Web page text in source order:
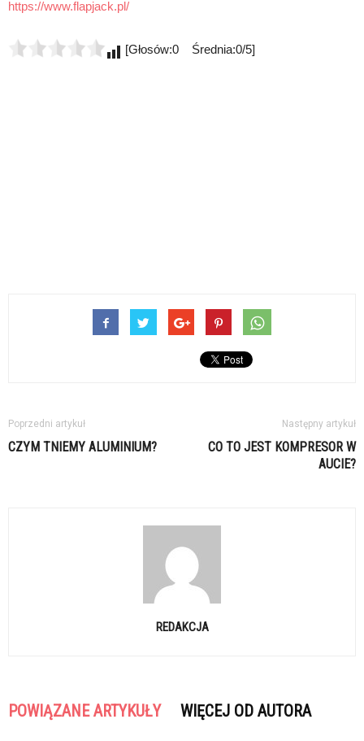
https://www.flapjack.pl/
[Głosów:0 Średnia:0/5]
Poprzedni artykuł
CZYM TNIEMY ALUMINIUM?
Następny artykuł
CO TO JEST KOMPRESOR W
AUCIE?
REDAKCJA
POWIĄZANE ARTYKUŁY WIĘCEJ OD AUTORA